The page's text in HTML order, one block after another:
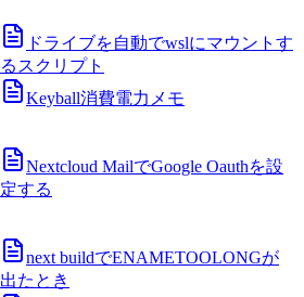
ドライブを自動でwslにマウントす
るスクリプト
Keyball消費電力メモ
Nextcloud MailでGoogle Oauthを設
定する
next buildでENAMETOOLONGが
出たとき